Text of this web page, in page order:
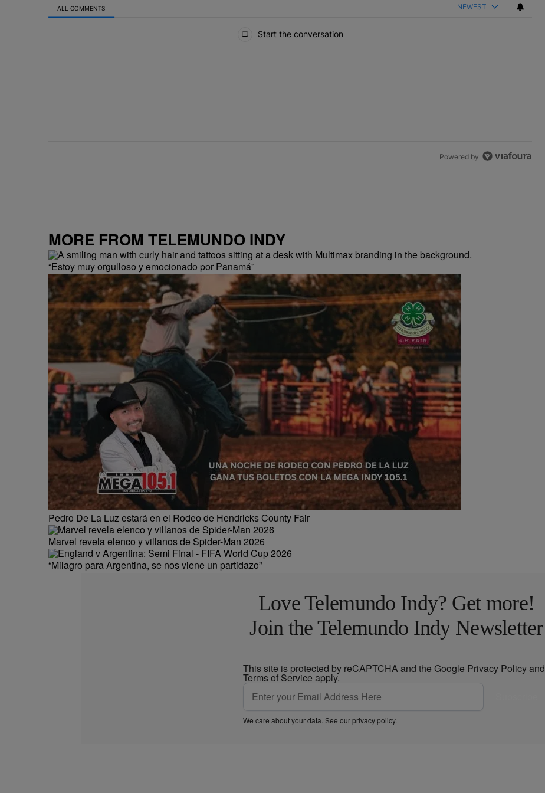
ALL COMMENTS NEWEST
Start the conversation
Powered by
MORE FROM TELEMUNDO INDY
“Estoy muy orgulloso y emocionado por Panamá”
Pedro De La Luz estará en el Rodeo de Hendricks County Fair
Marvel revela elenco y villanos de Spider-Man 2026
“Milagro para Argentina, se nos viene un partidazo”
Love Telemundo Indy? Get more!
Join the Telemundo Indy Newsletter
This site is protected by reCAPTCHA and the Google Privacy Policyand
Terms of Service apply.
We care about your data. See ourprivacy policy.